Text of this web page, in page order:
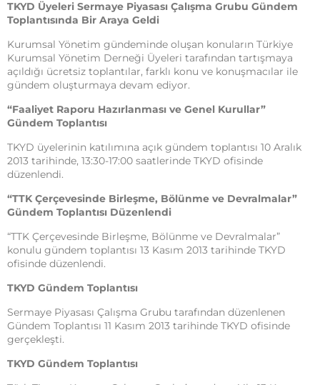
TKYD Üyeleri Sermaye Piyasası Çalışma Grubu Gündem
Toplantısında Bir Araya Geldi
Kurumsal Yönetim gündeminde oluşan konuların Türkiye
Kurumsal Yönetim Derneği Üyeleri tarafından tartışmaya
açıldığı ücretsiz toplantılar, farklı konu ve konuşmacılar ile
gündem oluşturmaya devam ediyor.
“Faaliyet Raporu Hazırlanması ve Genel Kurullar”
Gündem Toplantısı
TKYD üyelerinin katılımına açık gündem toplantısı 10 Aralık
2013 tarihinde, 13:30-17:00 saatlerinde TKYD ofisinde
düzenlendi.
“TTK Çerçevesinde Birleşme, Bölünme ve Devralmalar”
Gündem Toplantısı Düzenlendi
“TTK Çerçevesinde Birleşme, Bölünme ve Devralmalar”
konulu gündem toplantısı 13 Kasım 2013 tarihinde TKYD
ofisinde düzenlendi.
TKYD Gündem Toplantısı
Sermaye Piyasası Çalışma Grubu tarafından düzenlenen
Gündem Toplantısı 11 Kasım 2013 tarihinde TKYD ofisinde
gerçekleşti.
TKYD Gündem Toplantısı